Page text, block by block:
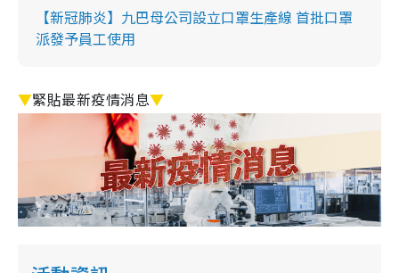
【新冠肺炎】九巴母公司設立口罩生產線 首批口罩
派發予員工使用
▼緊貼最新疫情消息▼